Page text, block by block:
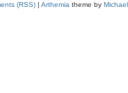
(RSS) | Arthemia theme by